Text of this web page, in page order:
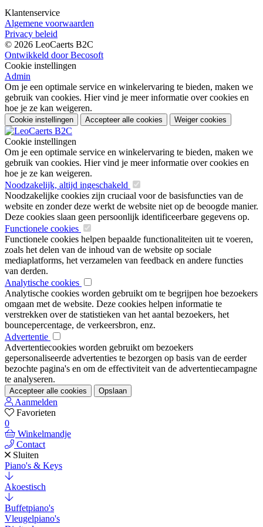
Klantenservice
Algemene voorwaarden
Privacy beleid
© 2026 LeoCaerts B2C
Ontwikkeld door Becosoft
Cookie instellingen
Admin
Om je een optimale service en winkelervaring te bieden, maken we
gebruik van cookies. Hier vind je meer informatie over cookies en
hoe je ze kan weigeren.
Cookie instellingen Accepteer alle cookies Weiger cookies
Cookie instellingen
Om je een optimale service en winkelervaring te bieden, maken we
gebruik van cookies. Hier vind je meer informatie over cookies en
hoe je ze kan weigeren.
Noodzakelijk, altijd ingeschakeld
Noodzakelijke cookies zijn cruciaal voor de basisfuncties van de
website en zonder deze werkt de website niet op de beoogde manier.
Deze cookies slaan geen persoonlijk identificeerbare gegevens op.
Functionele cookies
Functionele cookies helpen bepaalde functionaliteiten uit te voeren,
zoals het delen van de inhoud van de website op sociale
mediaplatforms, het verzamelen van feedback en andere functies
van derden.
Analytische cookies
Analytische cookies worden gebruikt om te begrijpen hoe bezoekers
omgaan met de website. Deze cookies helpen informatie te
verstrekken over de statistieken van het aantal bezoekers, het
bouncepercentage, de verkeersbron, enz.
Advertentie
Advertentiecookies worden gebruikt om bezoekers
gepersonaliseerde advertenties te bezorgen op basis van de eerder
bezochte pagina's en om de effectiviteit van de advertentiecampagne
te analyseren.
Accepteer alle cookies Opslaan
Aanmelden
Favorieten
0
Winkelmandje
Contact
Sluiten
Piano's & Keys
Akoestisch
Buffetpiano's
Vleugelpiano's